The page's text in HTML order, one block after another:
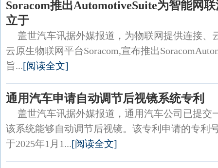
Soracom推出AutomotiveSuite为智能网
立于
盖世汽车讯据外媒报道，为物联网提供连接、
云原生物联网平台Soracom,宣布推出
旨...[阅读全文]
通用汽车申请自动调节后视镜系统专利
盖世汽车讯据外媒报道，通用汽车公司已提交
该系统能够自动调节后视镜。该专利申请的专利
于2025年1月1...[阅读全文]